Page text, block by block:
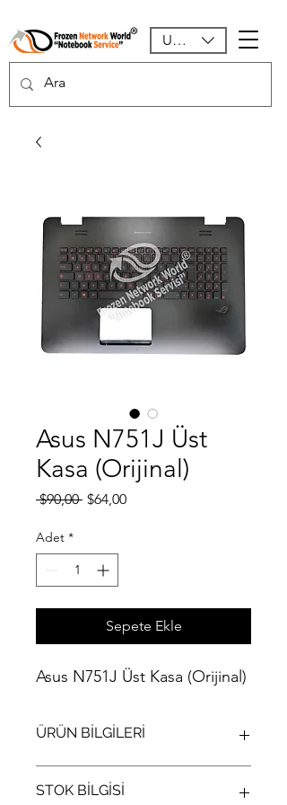
USD ($)
Asus N751J Üst
Kasa (Orijinal)
$90,00 Normal
$64,00İndirimli
Adet *
Sepete Ekle
Asus N751J Üst Kasa (Orijinal)
ÜRÜN BİLGİLERİ
STOK BİLGİSİ